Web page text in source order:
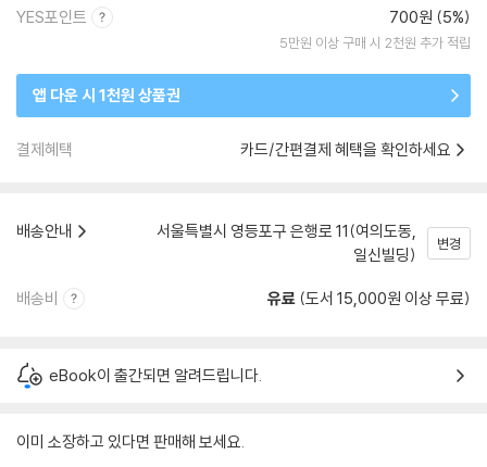
YES포인트 700원 (5%)
5만원 이상 구매 시 2천원 추가 적립
앱 다운 시 1천원 상품권
결제혜택 카드/간편결제 혜택을 확인하세요
배송안내
서울특별시 영등포구 은행로 11(여의도동,
일신빌딩)
변경
배송비 유료 (도서 15,000원 이상 무료)
eBook이 출간되면 알려드립니다.
이미 소장하고 있다면 판매해 보세요.